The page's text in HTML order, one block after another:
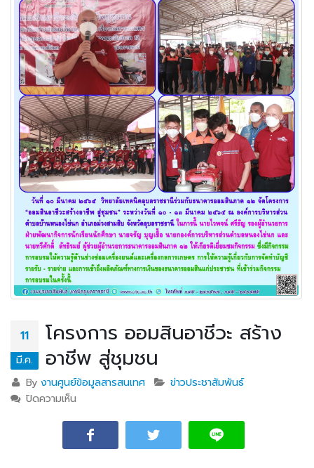
11
มี.ค.
โครงการ ออมสินอาชีวะ สร้าง
อาชีพ สู่ชุมชน
Byงานศูนย์ข้อมูลสารสนเทศ
ข่าวประชาสัมพันธ์
ปิดความเห็น